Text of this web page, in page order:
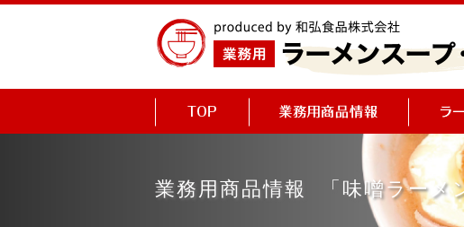
業務用商品情報 「味噌ラーメ